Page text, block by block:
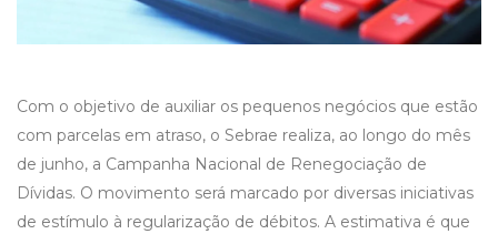
Com o objetivo de auxiliar os pequenos negócios que estão
com parcelas em atraso, o Sebrae realiza, ao longo do mês
de junho, a Campanha Nacional de Renegociação de
Dívidas. O movimento será marcado por diversas iniciativas
de estímulo à regularização de débitos. A estimativa é que